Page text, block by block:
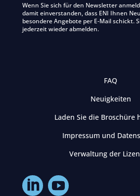
Wenn Sie sich für den Newsletter
damit einverstanden, dass ENI Ihnen
besondere Angebote per E-Mail schickt.
jederzeit wieder abmelden.
FAQ
Neuigkeiten
Laden Sie die Broschüre
Impressum und
Verwaltung der